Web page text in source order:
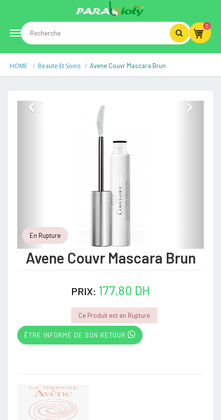
Toggle
navigation
0
HOME Beaute Et Soins Avene Couvr Mascara Brun
En Rupture
Avene Couvr Mascara Brun
PRIX: 177.80 DH
Ce Produit est en Rupture
ÊTRE INFORMÉ DE SON RETOUR